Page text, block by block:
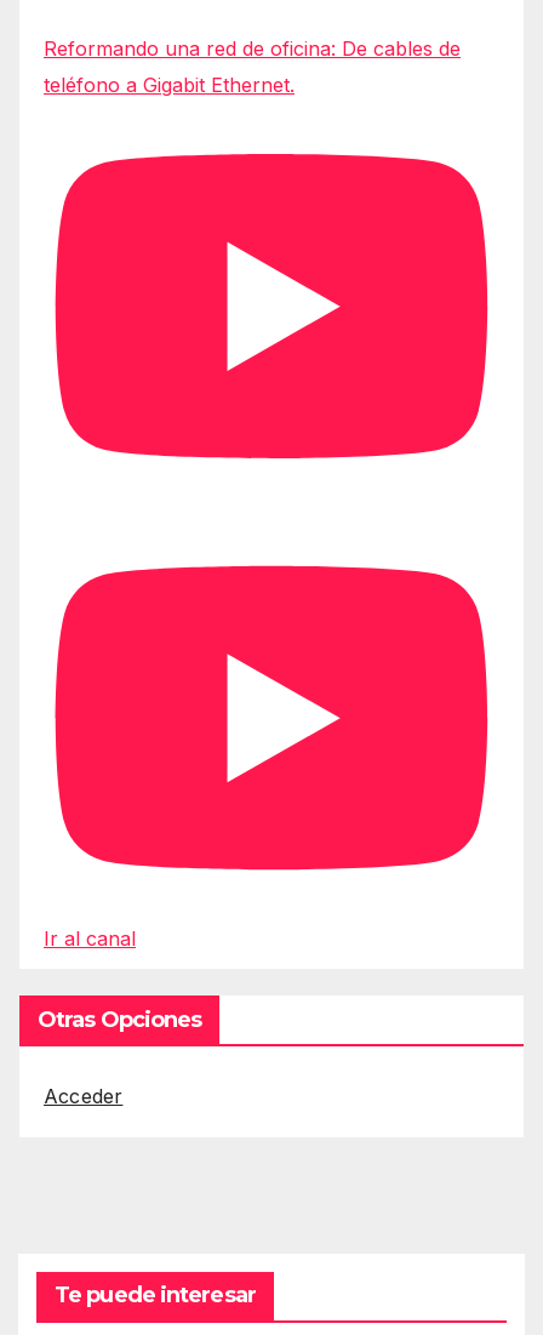
Reformando una red de oficina: De cables de
teléfono a Gigabit Ethernet.
Ir al canal
Otras Opciones
Acceder
Te puede interesar